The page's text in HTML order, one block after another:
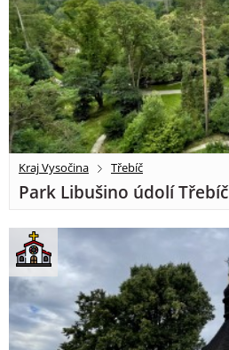
Kraj Vysočina Třebíč
Park Libušino údolí Třebíč